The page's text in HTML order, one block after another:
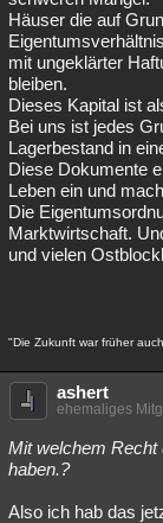
Häuser die auf
mit ungeklärter
bleiben.
Dieses Kapital ist
Bei uns ist jedes
Lagerbestand in
Diese Dokumente
Leben ein und
Die
Marktwirtschaft.
und vielen
"Die Zukunft war früher
ashert
ehemaliges
Mit welchem Recht
haben.?
Also ich hab das